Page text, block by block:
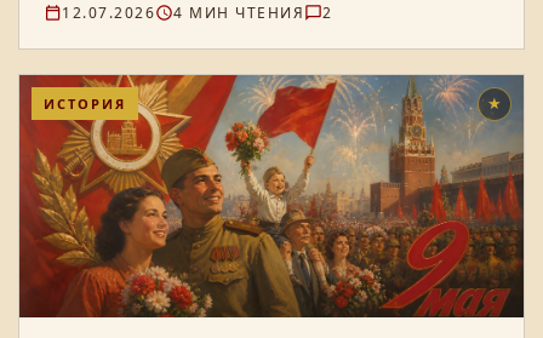
12.07.2026 4 МИН ЧТЕНИЯ 2
ИСТОРИЯ ★